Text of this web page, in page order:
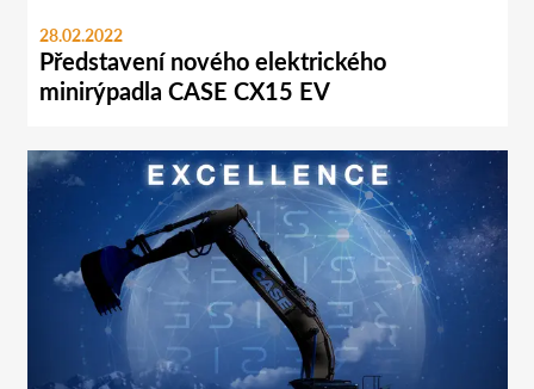
28.02.2022
Představení nového elektrického
minirýpadla CASE CX15 EV